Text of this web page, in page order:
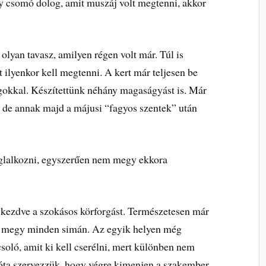
tavasz, amilyen régen volt már. Túl is
ilyenkor kell megtenni. A kert már teljesen be
Készítettünk néhány magaságyást is. Már
annak majd a májusi “fagyos szentek” után
egyszerűen nem megy ekkora
a szokásos körforgást. Természetesen már
minden simán. Az egyik helyen még
amit ki kell cserélni, mert különben nem